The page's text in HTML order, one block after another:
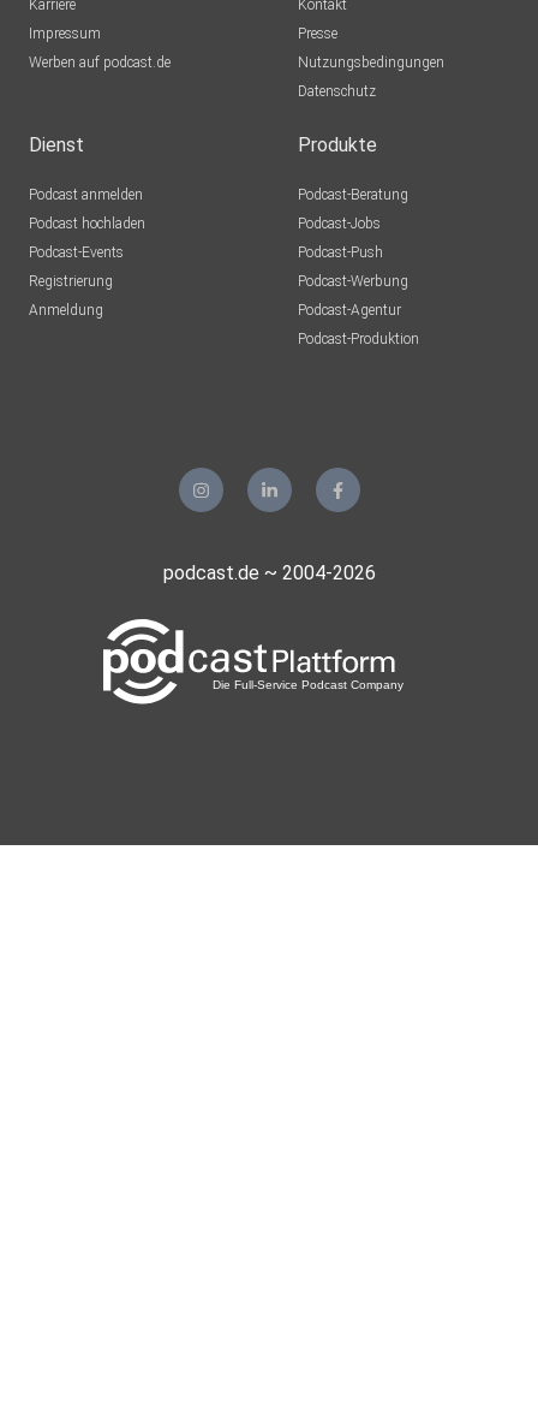
Karriere
Impressum
Werben auf podcast.de
Kontakt
Presse
Nutzungsbedingungen
Datenschutz
Dienst
Podcast anmelden
Podcast hochladen
Podcast-Events
Registrierung
Anmeldung
Produkte
Podcast-Beratung
Podcast-Jobs
Podcast-Push
Podcast-Werbung
Podcast-Agentur
Podcast-Produktion
podcast.de ~ 2004-2026